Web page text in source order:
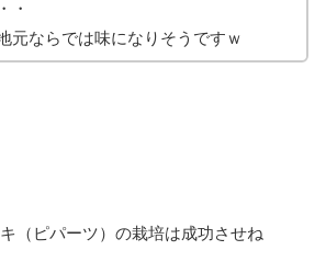
・
元ならでは味になりそうですｗ
（ピパーツ）の栽培は成功させね